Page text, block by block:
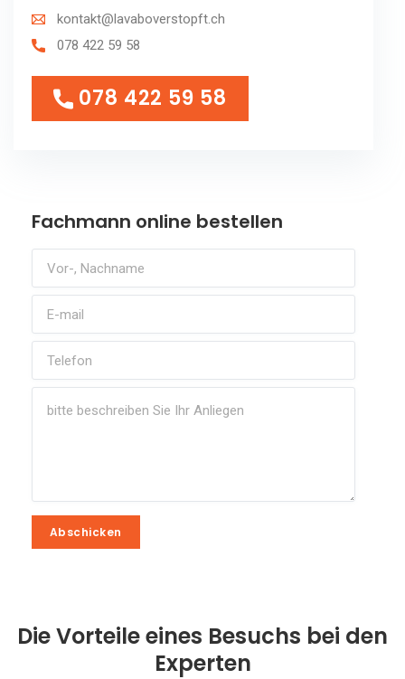
kontakt@lavaboverstopft.ch
078 422 59 58
078 422 59 58
078 422 59 58
Fachmann online bestellen
Abschicken
Abschicken
Die Vorteile eines Besuchs bei den
Experten